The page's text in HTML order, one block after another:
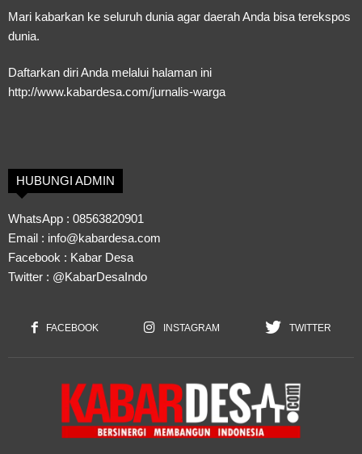
Mari kabarkan ke seluruh dunia agar daerah Anda bisa terekspos
dunia.
Daftarkan diri Anda melalui halaman ini
http://www.kabardesa.com/jurnalis-warga
HUBUNGI ADMIN
WhatsApp : 08563820901
Email : info@kabardesa.com
Facebook : Kabar Desa
Twitter : @KabarDesaIndo
FACEBOOK INSTAGRAM TWITTER